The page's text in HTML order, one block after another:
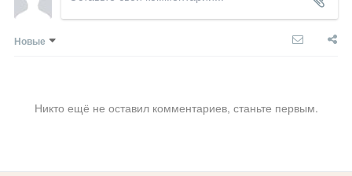
Новые
Никто ещё не оставил комментариев, станьте первым.